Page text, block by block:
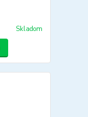
Skladom